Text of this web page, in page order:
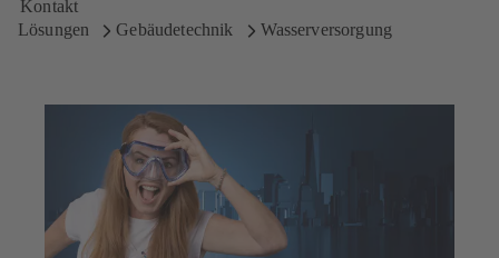
Kontakt
Lösungen
Gebäudetechnik Wasserversorgung